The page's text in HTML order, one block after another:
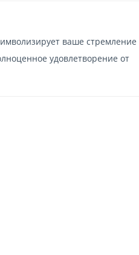
ваше стремление
удовлетворение от